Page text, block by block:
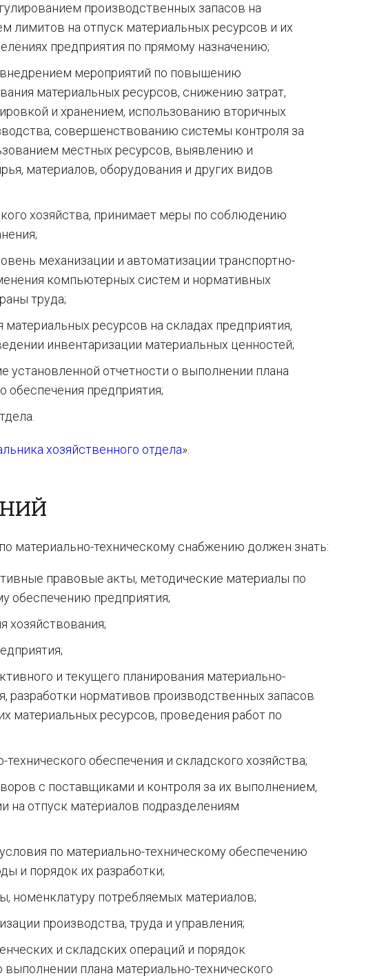
производственных запасов на
лимитов на отпуск материальных ресурсов и их
предприятия по прямому назначению;
внедрением мероприятий по повышению
материальных ресурсов, снижению затрат,
и хранением, использованию вторичных
совершенствованию системы контроля за
местных ресурсов, выявлению и
материалов, оборудования и других видов
хозяйства, принимает меры по соблюдению
механизации и автоматизации транспортно-
компьютерных систем и нормативных
труда;
материальных ресурсов на складах предприятия,
инвентаризации материальных ценностей;
установленной отчетности о выполнении плана
обеспечения предприятия;
хозяйственного отдела».
материально-техническому снабжению должен знать:
правовые акты, методические материалы по
обеспечению предприятия;
хозяйствования;
и текущего планирования материально-
разработки нормативов производственных запасов
материальных ресурсов, проведения работ по
обеспечения и складского хозяйства;
с поставщиками и контроля за их выполнением,
на отпуск материалов подразделениям
по материально-техническому обеспечению
и порядок их разработки;
номенклатуру потребляемых материалов;
производства, труда и управления;
и складских операций и порядок
выполнении плана материально-технического